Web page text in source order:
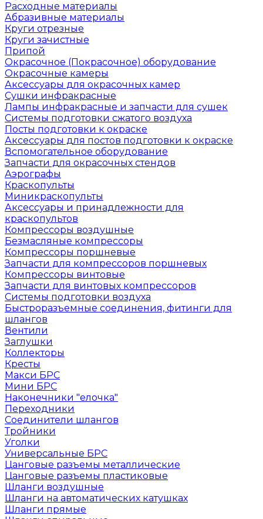
Расходные материалы
Абразивные материалы
Круги отрезные
Круги зачистные
Припой
Окрасочное (Покрасочное) оборудование
Окрасочные камеры
Аксессуары для окрасочных камер
Сушки инфракрасные
Лампы инфракрасные и запчасти для сушек
Системы подготовки сжатого воздуха
Посты подготовки к окраске
Аксессуары для постов подготовки к окраске
Вспомогательное оборудование
Запчасти для окрасочных стендов
Аэрографы
Краскопульты
Миникраскопульты
Аксессуары и принадлежности для
краскопультов
Компрессоры воздушные
Безмасляные компрессоры
Компрессоры поршневые
Запчасти для компрессоров поршневых
Компрессоры винтовые
Запчасти для винтовых компрессоров
Системы подготовки воздуха
Быстроразъемные соединения, фитинги для
шлангов
Вентили
Заглушки
Коллекторы
Кресты
Макси БРС
Мини БРС
Наконечники "елочка"
Переходники
Соединители шлангов
Тройники
Уголки
Универсальные БРС
Цанговые разъемы металлические
Цанговые разъемы пластиковые
Шланги воздушные
Шланги на автоматических катушках
Шланги прямые